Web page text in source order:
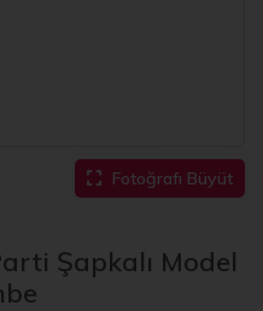
Fotoğrafı Büyüt
Şapkalı Model